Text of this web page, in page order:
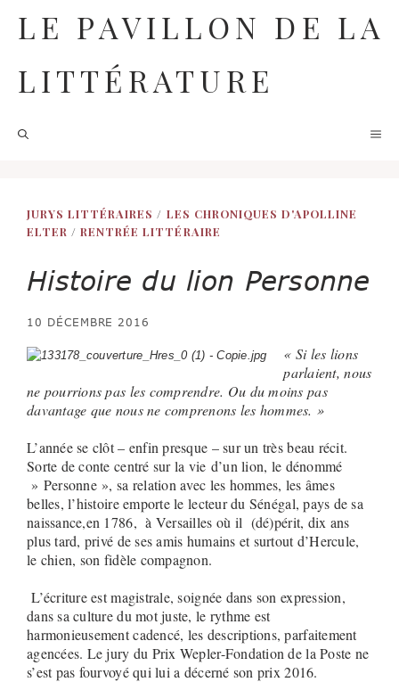
contenu
LE PAVILLON DE LA
LITTÉRATURE
JURYS LITTÉRAIRES / LES CHRONIQUES D'APOLLINE
ELTER /RENTRÉE LITTÉRAIRE
Histoire du lion Personne
10 DÉCEMBRE 2016
« Si les lions
parlaient, nous
ne pourrions pas les comprendre. Ou du moins pas
davantage que nous ne comprenons les hommes. »
L’année se clôt – enfin presque – sur un très beau récit.
Sorte de conte centré sur la vie d’un lion, le dénommé
» Personne », sa relation avec les hommes, les âmes
belles, l’histoire emporte le lecteur du Sénégal, pays de sa
naissance,en 1786, à Versailles où il (dé)périt, dix ans
plus tard, privé de ses amis humains et surtout d’Hercule,
le chien, son fidèle compagnon.
L’écriture est magistrale, soignée dans son expression,
dans sa culture du mot juste, le rythme est
harmonieusement cadencé, les descriptions, parfaitement
agencées. Le jury du Prix Wepler-Fondation de la Poste ne
s’est pas fourvoyé qui lui a décerné son prix 2016.